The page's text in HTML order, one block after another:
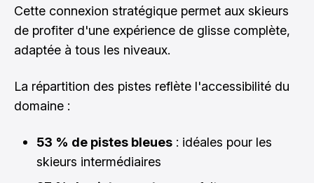
Cette connexion stratégique permet aux skieurs
de profiter d'une expérience de glisse complète,
adaptée à tous les niveaux.
La répartition des pistes reflète l'accessibilité du
domaine :
53 % de pistes bleues : idéales pour les
skieurs intermédiaires